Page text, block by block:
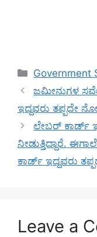
Categories
Government
ಜಮೀನುಗಳ
ಇದ್ದವರು ತಪ್ಪದೇ
ಲೇಬರ್ ಕಾರ್ಡ್
ನೀಡುತ್ತಿದ್ದಾರೆ.
ಕಾರ್ಡ್ ಇದ್ದವರು
Leave a